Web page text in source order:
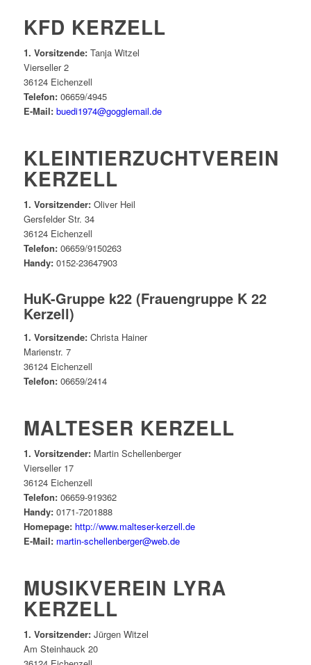
KFD KERZELL
1. Vorsitzende:Tanja Witzel
Vierseller 2
36124 Eichenzell
Telefon:06659/4945
E-Mail: buedi1974@gogglemail.de
KLEINTIERZUCHTVEREIN
KERZELL
1. Vorsitzender:Oliver Heil
Gersfelder Str. 34
36124 Eichenzell
Telefon:06659/9150263
Handy:0152-23647903
HuK-Gruppe k22 (Frauengruppe K 22
Kerzell)
1. Vorsitzende:Christa Hainer
Marienstr. 7
36124 Eichenzell
Telefon:06659/2414
MALTESER KERZELL
1. Vorsitzender:Martin Schellenberger
Vierseller 17
36124 Eichenzell
Telefon:06659-919362
Handy:0171-7201888
Homepage:http://www.malteser-kerzell.de
E-Mail:martin-schellenberger@web.de
MUSIKVEREIN LYRA
KERZELL
1. Vorsitzender:Jürgen Witzel
Am Steinhauck 20